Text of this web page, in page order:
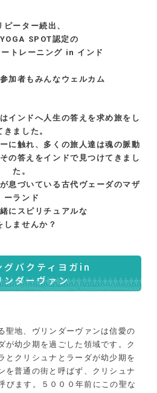
ピーター続出、
SPOT認定の
トレーニング in インド
加者もみんなウェルカム
インドへ人生の答えを求め旅をし
きました。
に触れ、多くの旅人達は魂の脈動
の答えをインドで見つけてきまし
た。
息づいている古代ヴェーダのマザ
ーランド
にスピリチュアルな
しませんか？
グバクティヨガin
ンダーヴァン
聖地、ヴリンダーヴァンは信愛の
が幼少期を過ごした領域です。ク
とクリシュナとラーダが幼少期を
を普通の街と呼ばず、クリシュナ
びます。５０００年前にこの聖な